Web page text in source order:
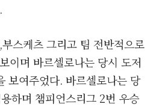
스케츠 그리고 팀 전반적으로
이며 바르셀로나는 당시 도저
보여주었다. 바르셀로나는 당
하며 챔피언스리그 2번 우승